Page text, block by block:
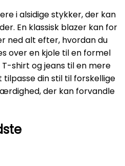
i alsidige stykker, der kan
En klassisk blazer kan for
ned alt efter, hvordan du
over en kjole til en formel
shirt og jeans til en mere
din stil til forskellige
der kan forvandle